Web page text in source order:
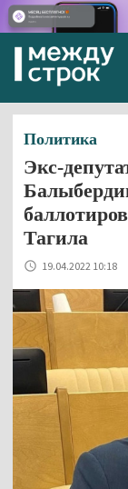
Политика
Экс-
Тагила
19.04.2022 10:18